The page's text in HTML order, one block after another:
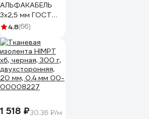
АЛЬФАКАБЕЛЬ
3х2,5 мм ГОСТ
100 м 05053
4.8(66)
1 518 ₽30.36 ₽/м